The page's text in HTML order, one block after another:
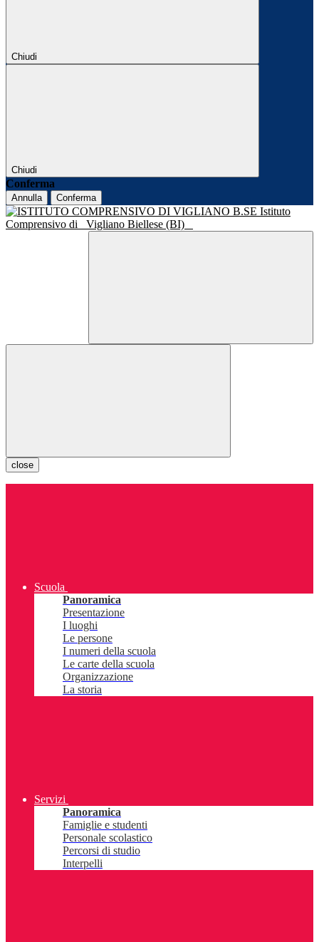
Chiudi
Chiudi
Conferma
Annulla Conferma
Istituto
Comprensivo di
Vigliano Biellese (BI)
close
Scuola
Panoramica
Presentazione
I luoghi
Le persone
I numeri della scuola
Le carte della scuola
Organizzazione
La storia
Servizi
Panoramica
Famiglie e studenti
Personale scolastico
Percorsi di studio
Interpelli